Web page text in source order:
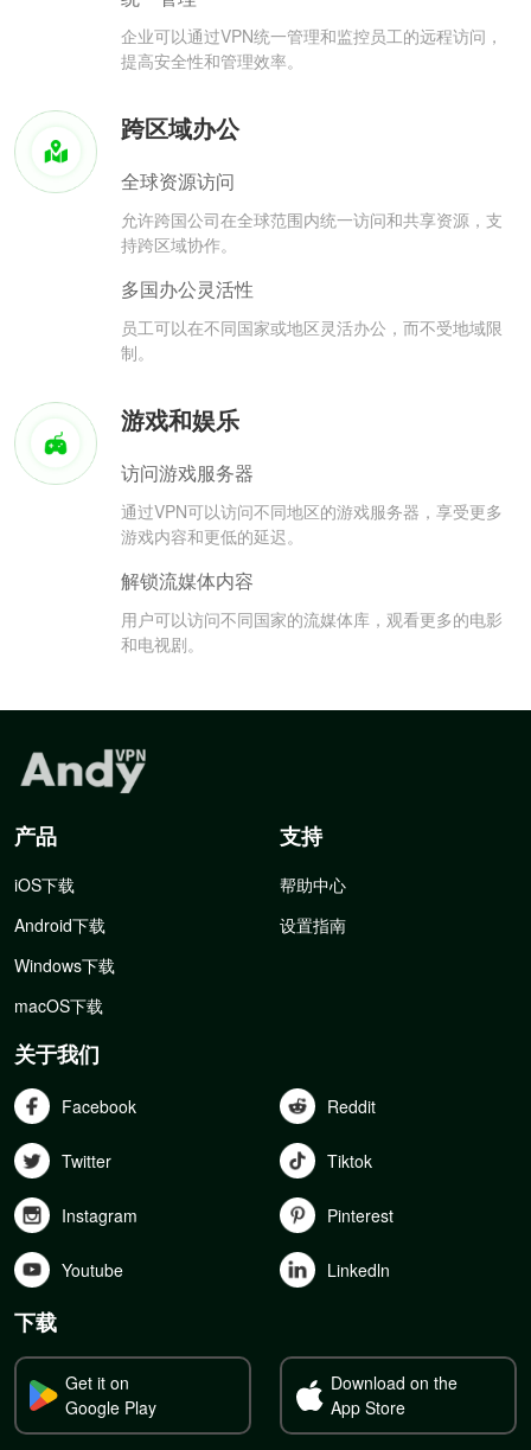
企业可以通过VPN统一管理和监控员工的远程访问，
提高安全性和管理效率。
跨区域办公
全球资源访问
允许跨国公司在全球范围内统一访问和共享资源，支
持跨区域协作。
多国办公灵活性
员工可以在不同国家或地区灵活办公，而不受地域限
制。
游戏和娱乐
访问游戏服务器
通过VPN可以访问不同地区的游戏服务器，享受更多
游戏内容和更低的延迟。
解锁流媒体内容
用户可以访问不同国家的流媒体库，观看更多的电影
和电视剧。
产品
iOS下载
Android下载
Windows下载
macOS下载
支持
帮助中心
设置指南
关于我们
Facebook Reddit
Twitter Tiktok
Instagram Pinterest
Youtube Linkedln
下载
Get it on
Google Play
Download on the
App Store